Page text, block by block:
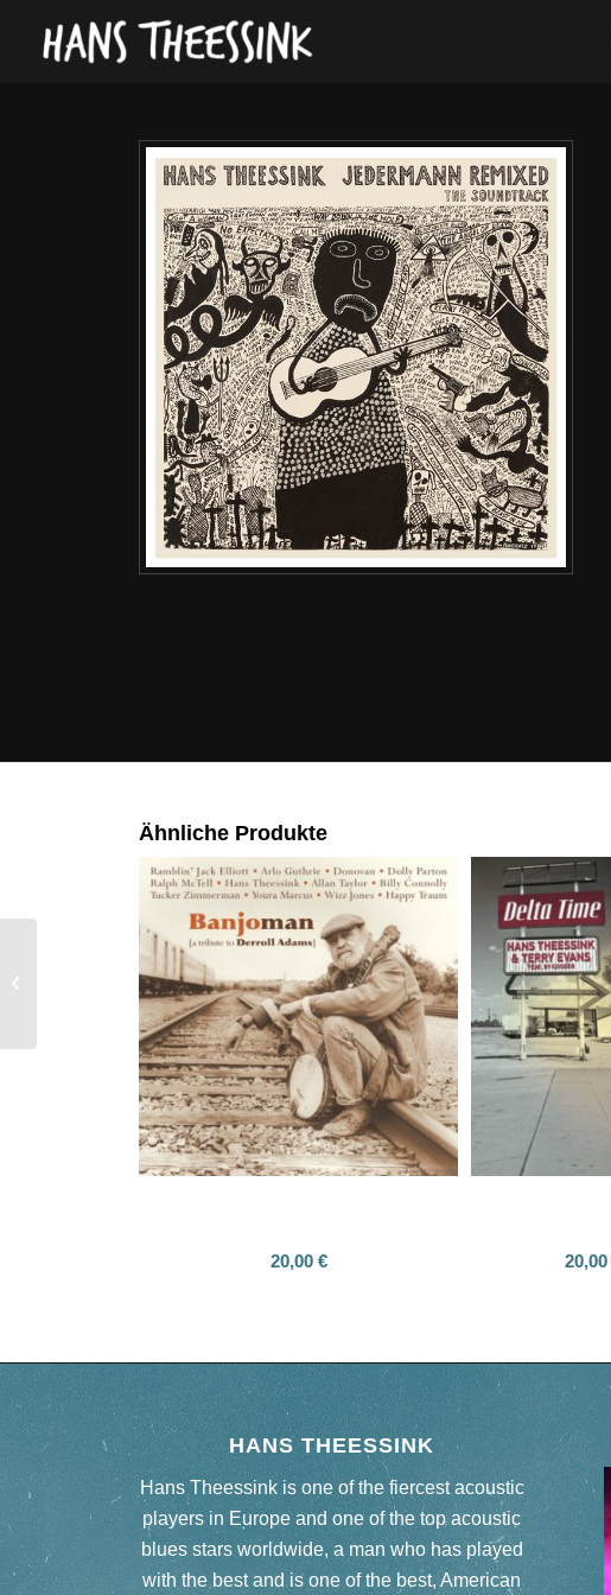
Ähnliche Produkte
20,00 €
20,00
HANS THEESSINK
Hans Theessink is one of the fiercest acoustic
players in Europe and one of the top acoustic
blues stars worldwide, a man who has played
with the best and is one of the best, American
Hans Theessink & Terry